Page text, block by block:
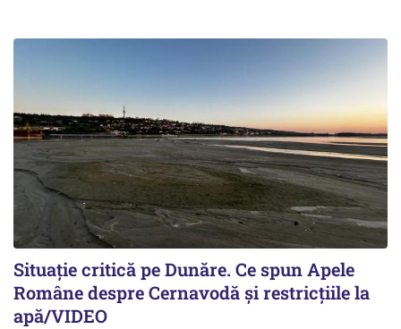
Situație critică pe Dunăre. Ce spun Apele
Române despre Cernavodă și restricțiile la
apă/VIDEO